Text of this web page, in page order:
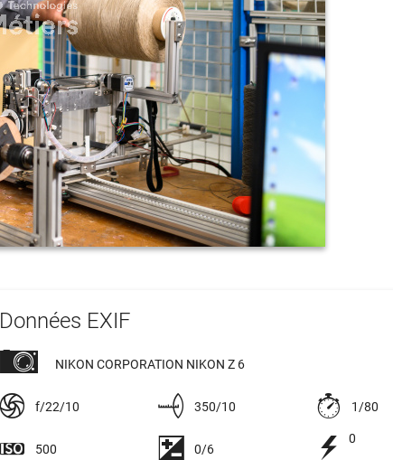
Données EXIF
NIKON CORPORATION NIKON Z 6
f/22/10 350/10 1/80
500 0/6
0